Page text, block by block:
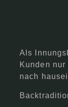
Als
Kunden
nach